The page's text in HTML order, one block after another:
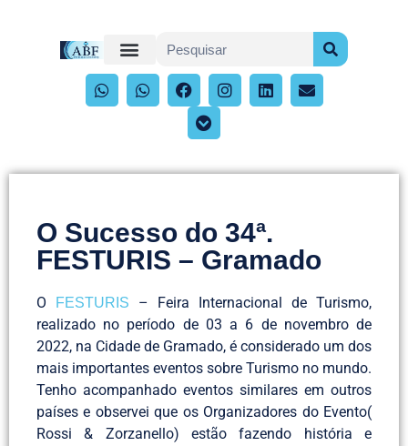
O Sucesso do 34ª.
FESTURIS – Gramado
O FESTURIS – Feira Internacional de Turismo,
realizado no período de 03 a 6 de novembro de
2022, na Cidade de Gramado, é considerado um dos
mais importantes eventos sobre Turismo no mundo.
Tenho acompanhado eventos similares em outros
países e observei que os Organizadores do Evento(
Rossi & Zorzanello) estão fazendo história e